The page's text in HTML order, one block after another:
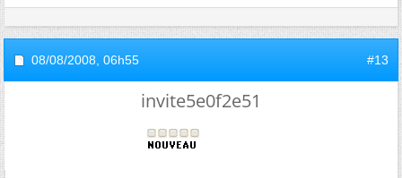
08/08/2008, 06h55 #13
invite5e0f2e51